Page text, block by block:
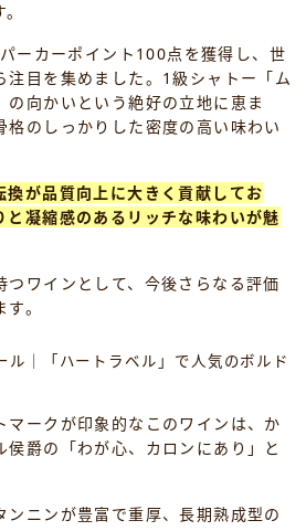
ーカーポイント100点を獲得し、世
注目を集めました。1級シャトー「ム
の向かいという絶好の立地に恵ま
格のしっかりした密度の高い味わい
換が品質向上に大きく貢献してお
と凝縮感のあるリッチな味わいが魅
つワインとして、今後さらなる評価
。
ル｜「ハートラベル」で人気のボルド
マークが印象的なこのワインは、か
侯爵の「わが心、カロンにあり」と
ンニンが豊富で重厚、長期熟成型の